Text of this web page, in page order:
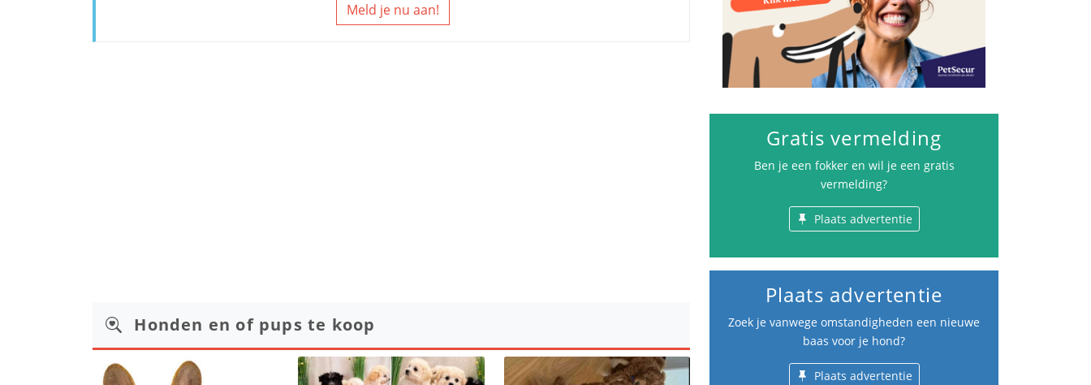
Meld je nu aan!
Honden en of pups te koop
Gratis vermelding
Ben je een fokker en wil je een gratis
vermelding?
Plaats advertentie
Plaats advertentie
Zoek je vanwege omstandigheden een nieuwe
baas voor je hond?
Plaats advertentie